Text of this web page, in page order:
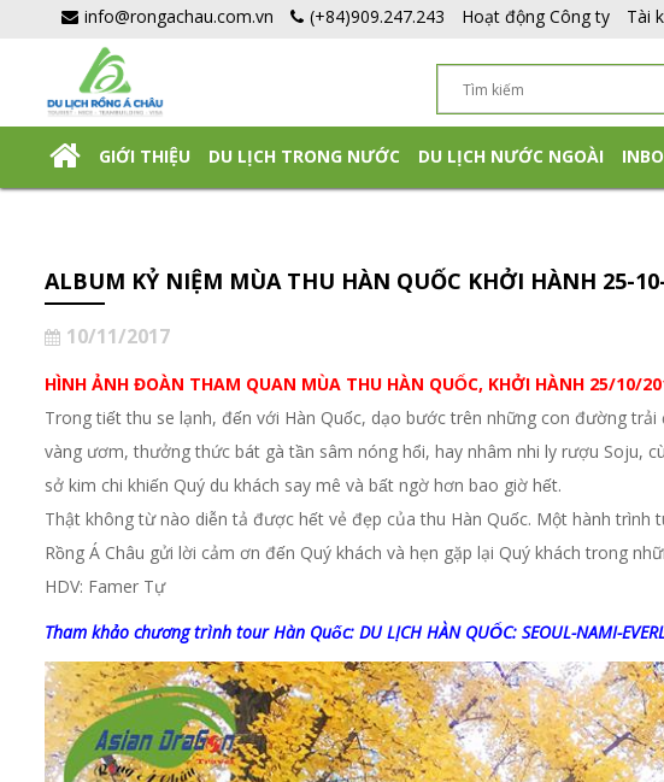
info@rongachau.com.vn (+84)909.247.243 Hoạt động Công ty Tài
GIỚI THIỆU DU LỊCH TRONG NƯỚC DU LỊCH NƯỚC NGOÀI
ALBUM KỶ NIỆM MÙA THU HÀN QUỐC KHỞI HÀNH 25-
10/11/2017
HÌNH ẢNH ĐOÀN THAM QUAN MÙA THU HÀN QUỐC, KHỞI HÀNH 25/10/
Trong tiết thu se lạnh, đến với Hàn Quốc, dạo bước trên những con đường
vàng ươm, thưởng thức bát gà tần sâm nóng hổi, hay nhâm nhi ly rượu
sở kim chi khiến Quý du khách say mê và bất ngờ hơn bao giờ hết.
Thật không từ nào diễn tả được hết vẻ đẹp của thu Hàn Quốc. Một hành trình
Rồng Á Châu gửi lời cảm ơn đến Quý khách và hẹn gặp lại Quý khách trong
HDV: Famer Tự
Tham khảo chương trình tour Hàn Quốc: DU LỊCH HÀN QUỐC: SEOUL-NAMI-